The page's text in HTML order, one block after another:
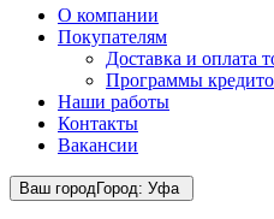
О компании
Покупателям
Доставка и оплата
Программы
Наши работы
Контакты
Вакансии
Ваш городГород: Уфа